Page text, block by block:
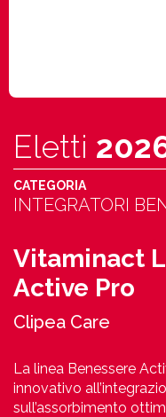
Eletti
CATEGORIA
INTEGRATORI
Vitaminact
Active Pro
Clipea Care
La linea Benessere
innovativo
sull’assorbimento